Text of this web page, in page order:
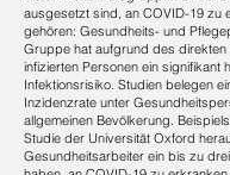
ausgesetzt sind, an COVID-19 zu
gehören: Gesundheits- und
Gruppe hat aufgrund des direkten
infizierten Personen ein signifikant
Infektionsrisiko. Studien belegen
Inzidenzrate unter
allgemeinen Bevölkerung.
Studie der Universität Oxford
Gesundheitsarbeiter ein bis zu